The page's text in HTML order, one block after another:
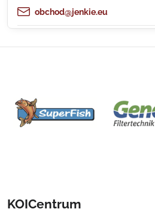
obchod@jenkie.eu
KOICentrum